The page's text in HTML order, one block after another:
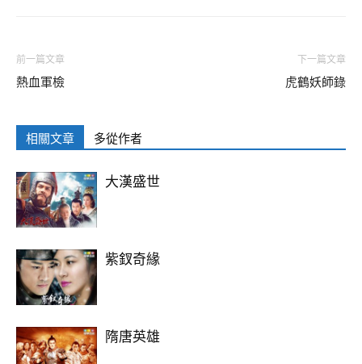
前一篇文章
熱血軍檢
下一篇文章
虎鶴妖師錄
相關文章 多從作者
大漢盛世
紫釵奇緣
隋唐英雄